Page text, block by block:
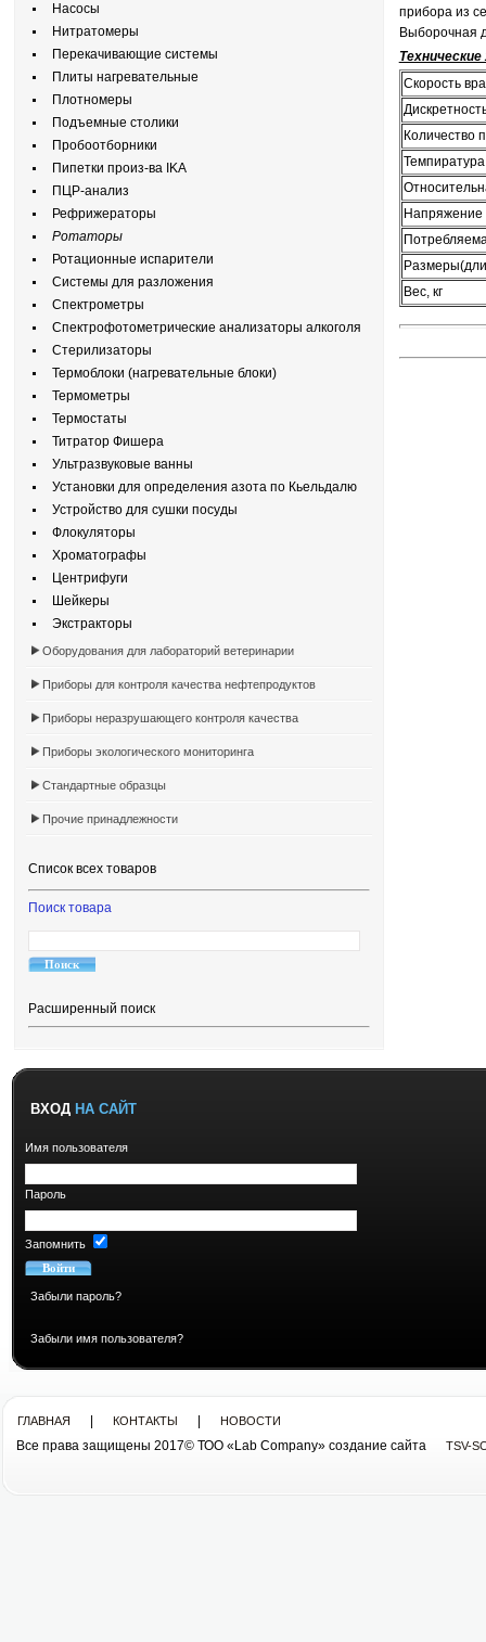
Насосы
Нитратомеры
Перекачивающие системы
Плиты нагревательные
Плотномеры
Подъемные столики
Пробоотборники
Пипетки произ-ва IKA
ПЦР-анализ
Рефрижераторы
Ротаторы
Ротационные испарители
Системы для разложения
Спектрометры
Спектрофотометрические анализаторы алкоголя
Стерилизаторы
Термоблоки (нагревательные блоки)
Термометры
Термостаты
Титратор Фишера
Ультразвуковые ванны
Установки для определения азота по Кьельдалю
Устройство для сушки посуды
Флокуляторы
Хроматографы
Центрифуги
Шейкеры
Экстракторы
Оборудования для лабораторий ветеринарии
Приборы для контроля качества нефтепродуктов
Приборы неразрушающего контроля качества
Приборы экологического мониторинга
Стандартные образцы
Прочие принадлежности
Список всех товаров
Поиск товара
Расширенный поиск
прибора из
Выборочная
Скорость
Количество
Напряжение
Вес, кг
ВХОД НА САЙТ
Имя пользователя
Пароль
Запомнить
Забыли пароль?
Забыли имя пользователя?
ГЛАВНАЯ КОНТАКТЫ НОВОСТИ
Все права защищены 2017© ТОО «Lab Company» cоздание сайта TSV-